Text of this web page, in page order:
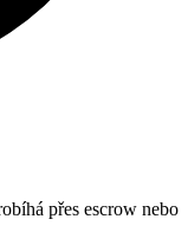
přes escrow nebo